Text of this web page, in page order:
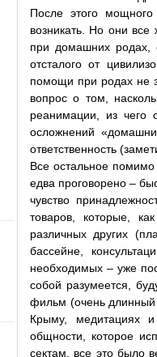
После этого
возникать. Но они все
при домашних родах,
отсталого от
помощи при родах не
вопрос о том,
реанимации, из чего
осложнений
ответственность
Все остальное
едва проговорено –
чувство
товаров, которые,
различных других
бассейне,
необходимых – уже
собой paзумеется,
фильм (очень длинный
Крыму, медитациях и
общности, которое
сектам, все это было